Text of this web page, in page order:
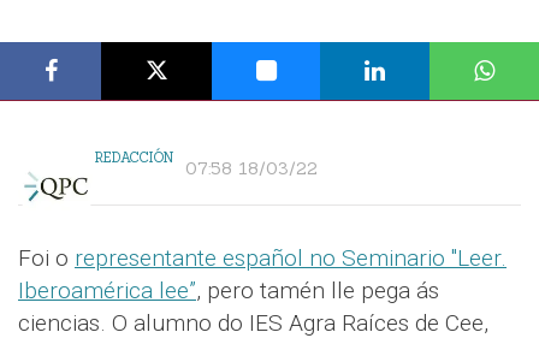
REDACCIÓN 07:58 18/03/22
Foi o representante español no Seminario "Leer.
Iberoamérica lee”, pero tamén lle pega ás
ciencias. O alumno do IES Agra Raíces de Cee,